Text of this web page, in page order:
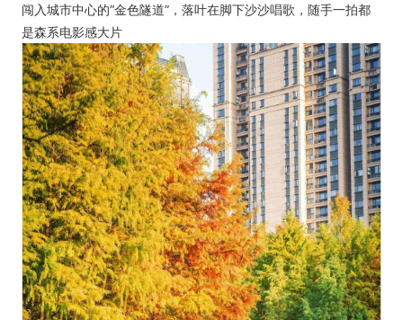
闯入城市中心的“金色隧道”，落叶在脚下沙沙唱歌，随手一拍都
是森系电影感大片